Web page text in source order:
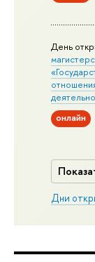
День
онлайн
Дни